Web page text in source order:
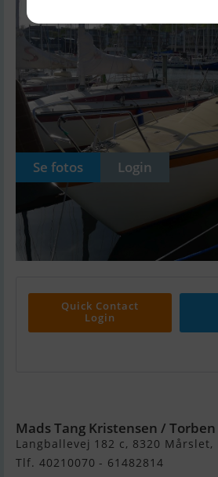
Se fotos Login
Quick Contact
Login
Mads Tang Kristensen /
Langballevej 182 c, 8320 Mårslet,
Tlf. 40210070 - 61482814